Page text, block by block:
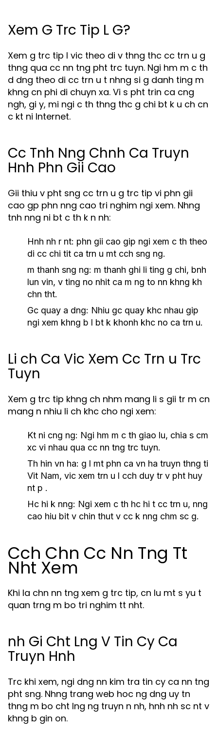
Xem G Trc Tip L G?
Xem g trc tip l vic theo di v thng thc cc trn u g
thng qua cc nn tng pht trc tuyn. Ngi hm m c th
d dng theo di cc trn u t nhng si g danh ting m
khng cn phi di chuyn xa. Vi s pht trin ca cng
ngh, gi y, mi ngi c th thng thc g chi bt k u ch cn
c kt ni Internet.
Cc Tnh Nng Chnh Ca Truyn
Hnh Phn Gii Cao
Gii thiu v pht sng cc trn u g trc tip vi phn gii
cao gp phn nng cao tri nghim ngi xem. Nhng
tnh nng ni bt c th k n nh:
Hnh nh r nt: phn gii cao gip ngi xem c th theo
di cc chi tit ca trn u mt cch sng ng.
m thanh sng ng: m thanh ghi li ting g chi, bnh
lun vin, v ting no nhit ca m ng to nn khng kh
chn tht.
Gc quay a dng: Nhiu gc quay khc nhau gip
ngi xem khng b l bt k khonh khc no ca trn u.
Li ch Ca Vic Xem Cc Trn u Trc
Tuyn
Xem g trc tip khng ch nhm mang li s gii tr m cn
mang n nhiu li ch khc cho ngi xem:
Kt ni cng ng: Ngi hm m c th giao lu, chia s cm
xc vi nhau qua cc nn tng trc tuyn.
Th hin vn ha: g l mt phn ca vn ha truyn thng ti
Vit Nam, vic xem trn u l cch duy tr v pht huy
nt p .
Hc hi k nng: Ngi xem c th hc hi t cc trn u, nng
cao hiu bit v chin thut v cc k nng chm sc g.
Cch Chn Cc Nn Tng Tt
Nht Xem
Khi la chn nn tng xem g trc tip, cn lu mt s yu t
quan trng m bo tri nghim tt nht.
nh Gi Cht Lng V Tin Cy Ca
Truyn Hnh
Trc khi xem, ngi dng nn kim tra tin cy ca nn tng
pht sng. Nhng trang web hoc ng dng uy tn
thng m bo cht lng ng truyn n nh, hnh nh sc nt v
khng b gin on.